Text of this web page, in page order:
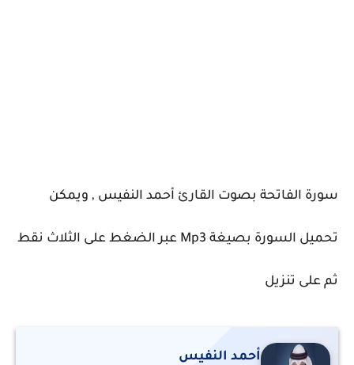
سورة الفاتحة بصوت القارئ أحمد النفيس , ويمكن
تحميل السورة بصيغة Mp3 عبر الضغط على الثلاث نقط
ثم على تنزيل
أحمد النفيس